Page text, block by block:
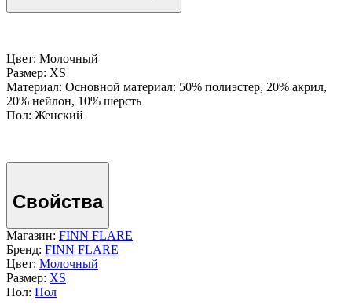
Цвет: Молочный
Размер: XS
Материал: Основной материал: 50% полиэстер, 20% акрил,
20% нейлон, 10% шерсть
Пол: Женский
Свойства
Магазин: FINN FLARE
Бренд: FINN FLARE
Цвет: Молочный
Размер: XS
Пол: Пол